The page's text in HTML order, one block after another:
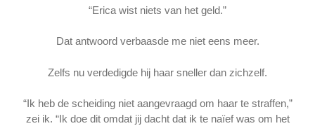
“Erica wist niets van het geld.”
Dat antwoord verbaasde me niet eens meer.
Zelfs nu verdedigde hij haar sneller dan zichzelf.
“Ik heb de scheiding niet aangevraagd om haar te straffen,”
zei ik. “Ik doe dit omdat jij dacht dat ik te naïef was om het